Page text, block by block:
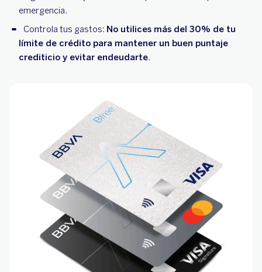
emergencia.
Controla tus gastos: No utilices más del 30% de tu
límite de crédito para mantener un buen puntaje
crediticio y evitar endeudarte.